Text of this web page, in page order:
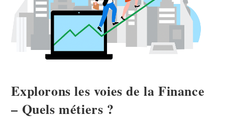
Explorons les voies de la Finance
– Quels métiers ?